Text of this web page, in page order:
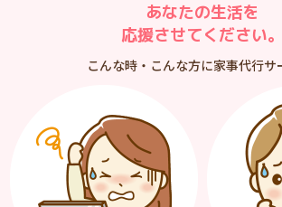
あなたの生活を
応援させてください。
こんな時・こんな方に家事代行サ